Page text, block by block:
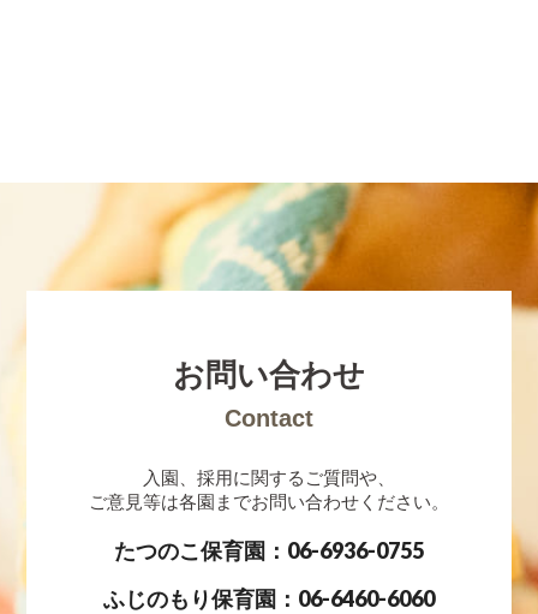
お問い合わせ
Contact
入園、採用に関するご質問や、
ご意見等は各園までお問い合わせください。
たつのこ保育園：06-6936-0755
ふじのもり保育園：06-6460-6060